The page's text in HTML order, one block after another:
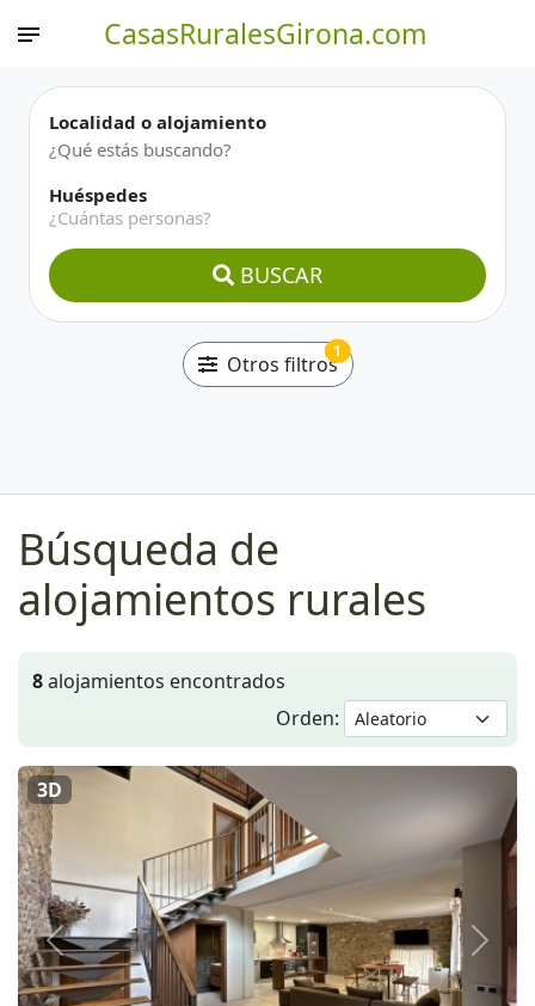
CasasRuralesGirona.com
Localidad o alojamiento
Huéspedes
¿Cuántas personas?
BUSCAR
Otros filtros
1
Búsqueda de
alojamientos rurales
8alojamientos encontrados
Orden:
Anterior
3D